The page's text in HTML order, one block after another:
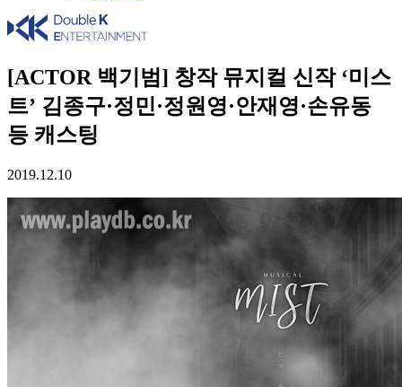
[ACTOR 백기범] 창작 뮤지컬 신작 ‘미스
트’ 김종구·정민·정원영·안재영·손유동
등 캐스팅
2019.12.10